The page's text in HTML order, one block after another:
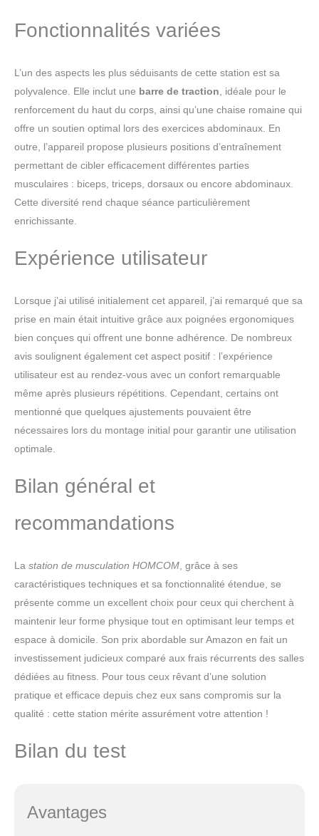
Fonctionnalités variées
L’un des aspects les plus séduisants de cette station est sa
polyvalence. Elle inclut une barre de traction , idéale pour le
renforcement du haut du corps, ainsi qu’une chaise romaine qui
offre un soutien optimal lors des exercices abdominaux. En
outre, l’appareil propose plusieurs positions d’entraînement
permettant de cibler efficacement différentes parties
musculaires : biceps, triceps, dorsaux ou encore abdominaux.
Cette diversité rend chaque séance particulièrement
enrichissante.
Expérience utilisateur
Lorsque j’ai utilisé initialement cet appareil, j’ai remarqué que sa
prise en main était intuitive grâce aux poignées ergonomiques
bien conçues qui offrent une bonne adhérence. De nombreux
avis soulignent également cet aspect positif : l’expérience
utilisateur est au rendez-vous avec un confort remarquable
même après plusieurs répétitions. Cependant, certains ont
mentionné que quelques ajustements pouvaient être
nécessaires lors du montage initial pour garantir une utilisation
optimale.
Bilan général et
recommandations
La station de musculation HOMCOM , grâce à ses
caractéristiques techniques et sa fonctionnalité étendue, se
présente comme un excellent choix pour ceux qui cherchent à
maintenir leur forme physique tout en optimisant leur temps et
espace à domicile. Son prix abordable sur Amazon en fait un
investissement judicieux comparé aux frais récurrents des salles
dédiées au fitness. Pour tous ceux rêvant d’une solution
pratique et efficace depuis chez eux sans compromis sur la
qualité : cette station mérite assurément votre attention !
Bilan du test
Avantages